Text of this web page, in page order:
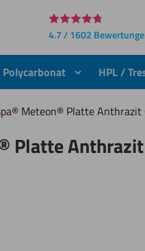
4.7 / 1602
Polycarbonat HPL /
Meteon® Platte Anthrazit
Platte